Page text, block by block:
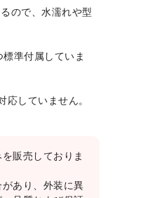
ので、水濡れや型
準付属していま
していません。
販売しておりま
あり、外装に異